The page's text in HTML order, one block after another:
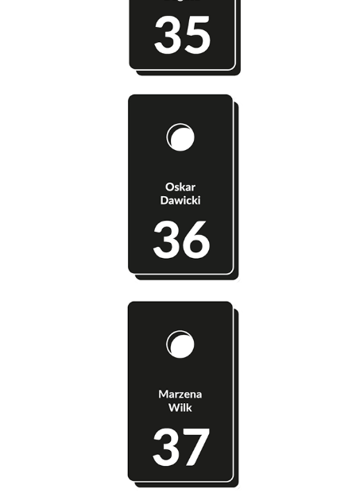
Szatnia 36 - Oskar Dawicki
Szatnia 37 - Marzena Wilk